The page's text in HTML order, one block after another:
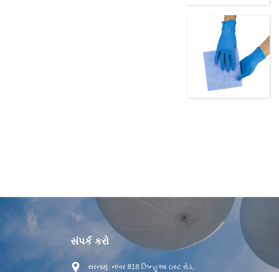
સંપર્ક કરો
સરનામું: નંબર 818 ઝિન્હુઆ ઇસ્ટ રોડ,